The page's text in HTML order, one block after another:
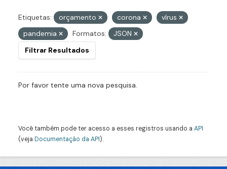
Etiquetas: orçamento corona
vírus
pandemia
Formatos:
JSON
Filtrar Resultados
Por favor tente uma nova pesquisa.
Você também pode ter acesso a esses registros usando a API
(veja Documentação da API).